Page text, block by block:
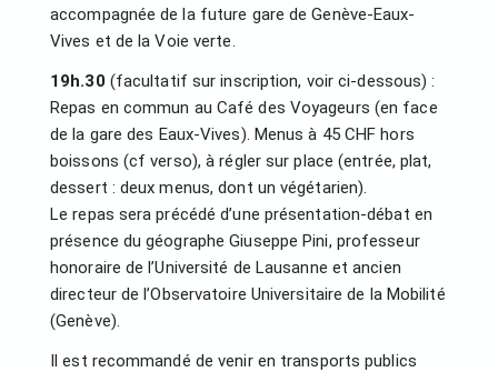
accompagnée de la future gare de Genève-Eaux-
Vives et de la Voie verte.
19h.30 (facultatif sur inscription, voir ci-dessous) :
Repas en commun au Café des Voyageurs (en face
de la gare des Eaux-Vives). Menus à 45 CHF hors
boissons (cf verso), à régler sur place (entrée, plat,
dessert : deux menus, dont un végétarien).
Le repas sera précédé d’une présentation-débat en
présence du géographe Giuseppe Pini, professeur
honoraire de l’Université de Lausanne et ancien
directeur de l’Observatoire Universitaire de la Mobilité
(Genève).
Il est recommandé de venir en transports publics